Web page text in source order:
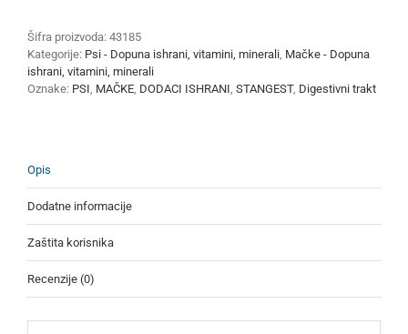
količina
Šifra proizvoda: 43185
Kategorije: Psi - Dopuna ishrani, vitamini, minerali Mačke - Dopuna
ishrani, vitamini, minerali
Oznake: PSI MAČKE DODACI ISHRANI STANGEST, Digestivni trakt
Opis
Dodatne informacije
Zaštita korisnika
Recenzije (0)